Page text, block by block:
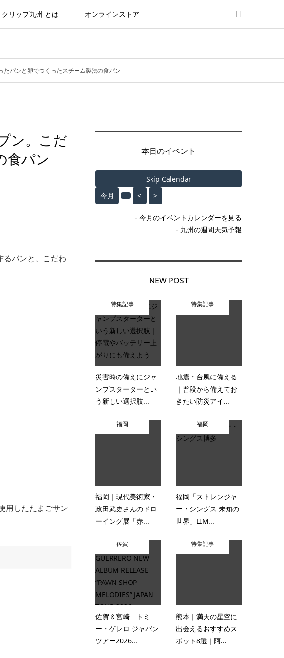
クリップ九州 とは オンラインストア
パンと卵でつくったスチーム製法の食パン
ン。こだ
食パン
るパンと、こだわ
用したたまごサン
本日のイベント
Skip Calendar
今月
< >
- 今月のイベントカレンダーを見る
- 九州の週間天気予報
NEW POST
特集記事
災害時の備えにジャ
ンプスターターとい
う新しい選択肢...
特集記事
地震・台風に備える
｜普段から備えてお
きたい防災アイ...
福岡
福岡｜現代美術家・
政田武史さんのドロ
ーイング展「赤...
福岡
福岡「ストレンジャ
ー・シングス 未知の
世界」LIM...
佐賀
佐賀＆宮崎｜トミ
ー・ゲレロ ジャパン
ツアー2026...
特集記事
熊本｜満天の星空に
出会えるおすすめス
ポット8選｜阿...